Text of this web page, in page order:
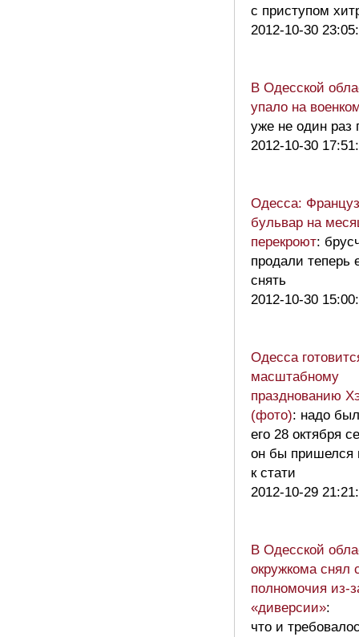
с приступом
2012-10-30
В Одесской
упало на
уже не один раз
2012-10-30
Одесса:
бульвар на
перекроют:
продали теперь
снять
2012-10-30
Одесса
масштабному
празднованию
(фото): надо
его 28 октября
он бы пришелся
к стати
2012-10-29
В Одесской
окружкома снял
полномочия из-
«диверсии»:
что и